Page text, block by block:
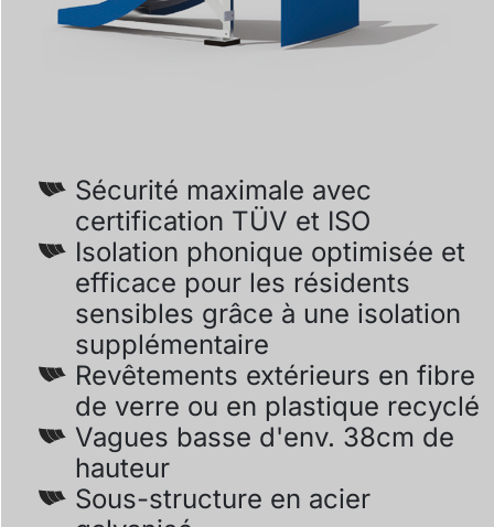
Sécurité maximale avec
certification TÜV et ISO
Isolation phonique optimisée et
efficace pour les résidents
sensibles grâce à une isolation
supplémentaire
Revêtements extérieurs en fibre
de verre ou en plastique recyclé
Vagues basse d'env. 38cm de
hauteur
Sous-structure en acier